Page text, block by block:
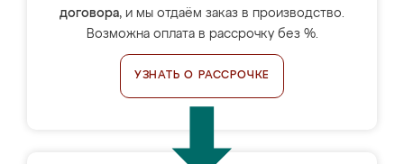
договора, и мы отдаём заказ в производство.
Возможна оплата в рассрочку без %.
УЗНАТЬ О РАССРОЧКЕ